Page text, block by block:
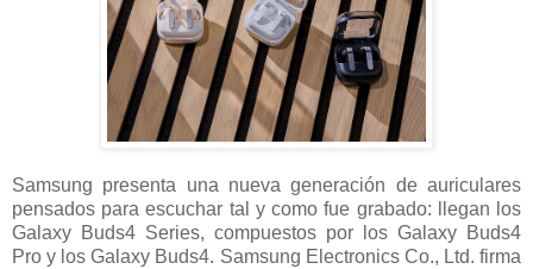
Samsung presenta una nueva generación de auriculares
pensados para escuchar tal y como fue grabado: llegan los
Galaxy Buds4 Series, compuestos por los Galaxy Buds4
Pro y los Galaxy Buds4. Samsung Electronics Co., Ltd. firma